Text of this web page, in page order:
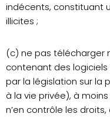
indécents, constituant
illicites ;
(c) ne pas télécharger
contenant des
par la législation sur la
à la vie privée), à
n’en contrôle les droits,